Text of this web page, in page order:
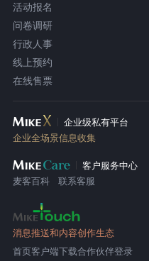
活动报名
问卷调研
行政人事
线上预约
在线售票
企业级私有平台
企业全场景信息收集
客户服务中心
麦客百科
联系客服
消息推送和内容创作生态
首页客户端下载合作伙伴登录